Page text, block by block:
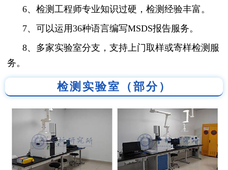
6、检测工程师专业知识过硬，检测经验丰富。
7、可以运用36种语言编写MSDS报告服务。
8、多家实验室分支，支持上门取样或寄样检测服
务。
检测实验室（部分）